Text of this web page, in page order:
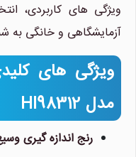
ویژگی های کاربردی،
آزمایشگاهی و خانگی به
مدل HI98312
رنج اندازه گیری